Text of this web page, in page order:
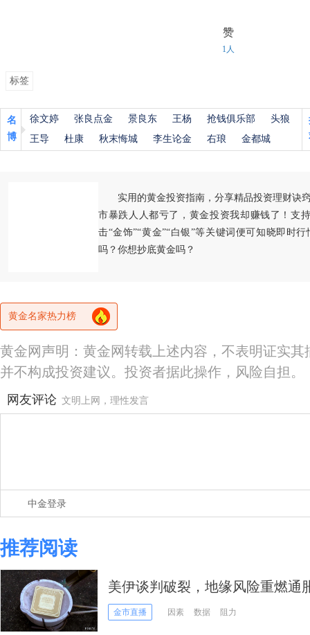
赞
1人
标签
名
博
徐文婷 张良点金 景良东 王杨 抢钱俱乐部
头狼
王导
杜康 秋末悔城 李生论金 右琅 金都城
实用的黄金投资指南，分享精品投资理财诀
市暴跌人人都亏了，黄金投资我却赚钱了！支
击“金饰”“黄金”“白银”等关键词便可知晓即时
吗？你想抄底黄金吗？
黄金名家热力榜
黄金网声明：黄金网转载上述内容，不表明证实
并不构成投资建议。投资者据此操作，风险自担。
网友评论 文明上网，理性发言
中金登录
推荐阅读
美伊谈判破裂，地缘风险重燃通
金市直播 因素 数据 阻力